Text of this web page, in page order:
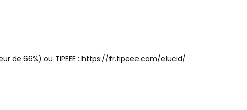
de 66%) ou TIPEEE : https://fr.tipeee.com/elucid/